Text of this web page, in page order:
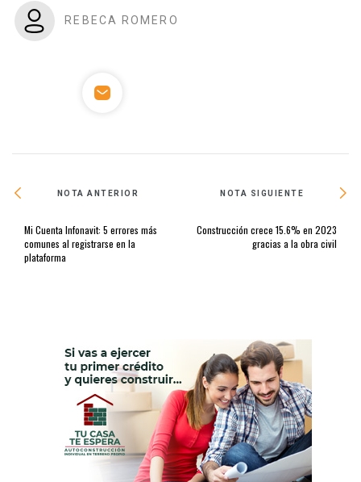
REBECA ROMERO
NOTA ANTERIOR
Mi Cuenta Infonavit: 5 errores más
comunes al registrarse en la
plataforma
NOTA SIGUIENTE
Construcción crece 15.6% en 2023
gracias a la obra civil